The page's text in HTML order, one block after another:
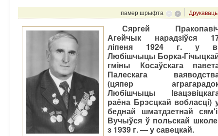
памер шрыфта Друкаваць
Сяргей
Агейчык нарадзіўся
ліпеня 1924 г. у
Любішчыцы Борка-
гміны Косаўскага
Палескага
(цяпер
Любішчыцы
раёна Брэсцкай вобласці)
беднай шматдзетнай
Вучыўся ў польскай
з 1939 г. — у савецкай.